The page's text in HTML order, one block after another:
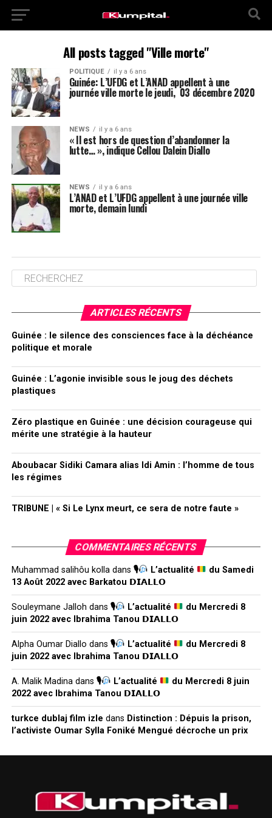
All posts tagged "Ville morte"
POLITIQUE il y a 6 ans
Guinée: L’UFDG et L’ANAD appellent à une
journée ville morte le jeudi, 03 décembre 2020
NEWS il y a 6 ans
« Il est hors de question d’abandonner la
lutte… », indique Cellou Dalein Diallo
NEWS il y a 6 ans
L’ANAD et L’UFDG appellent à une journée ville
morte, demain lundi
ARTICLES RÉCENTS
Guinée : le silence des consciences face à la déchéance
politique et morale
Guinée : L’agonie invisible sous le joug des déchets
plastiques
Zéro plastique en Guinée : une décision courageuse qui
mérite une stratégie à la hauteur
Aboubacar Sidiki Camara alias Idi Amin : l’homme de tous
les régimes
TRIBUNE | « Si Le Lynx meurt, ce sera de notre faute »
COMMENTAIRES RÉCENTS
Muhammad salihôu kolladans 🎙 L’actualité
du Samedi
13 Août 2022 avec Barkatou 𝗗𝗜𝗔𝗟𝗟𝗢
Souleymane Jalloh dans 🎙 L’actualité
du Mercredi 8
juin 2022 avec Ibrahima Tanou 𝗗𝗜𝗔𝗟𝗟𝗢
Alpha Oumar Diallo dans 🎙 L’actualité
du Mercredi 8
juin 2022 avec Ibrahima Tanou 𝗗𝗜𝗔𝗟𝗟𝗢
A. Malik Madinadans 🎙 L’actualité
du Mercredi 8 juin
2022 avec Ibrahima Tanou 𝗗𝗜𝗔𝗟𝗟𝗢
turkce dublaj film izle dans Distinction : Dépuis la prison,
l’activiste Oumar Sylla Foniké Mengué décroche un prix